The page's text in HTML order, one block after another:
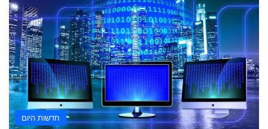
חדשות היום